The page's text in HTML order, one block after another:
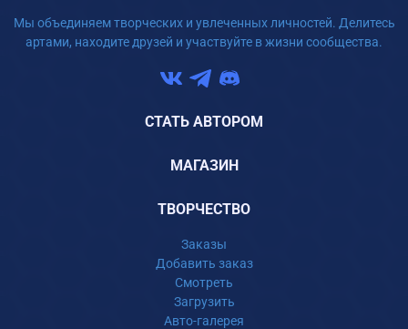
Мы объединяем творческих и увлеченных личностей. Делитесь
артами, находите друзей и участвуйте в жизни сообщества.
СТАТЬ АВТОРОМ
МАГАЗИН
ТВОРЧЕСТВО
Заказы
Добавить заказ
Смотреть
Загрузить
Авто-галерея